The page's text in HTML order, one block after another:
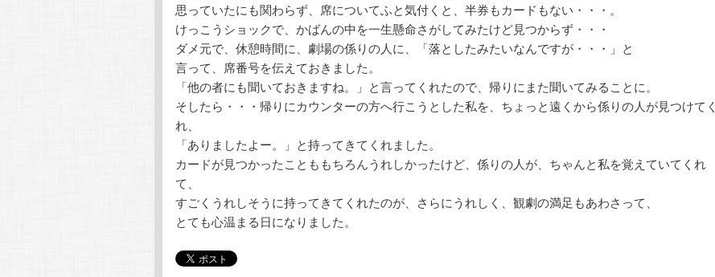
思っていたにも関わらず、席についてふと気付くと、半券もカードもない・・・。
けっこうショックで、かばんの中を一生懸命さがしてみたけど見つからず・・・
ダメ元で、休憩時間に、劇場の係りの人に、「落としたみたいなんですが・・・」と
言って、席番号を伝えておきました。
「他の者にも聞いておきますね。」と言ってくれたので、帰りにまた聞いてみることに。
そしたら・・・帰りにカウンターの方へ行こうとした私を、ちょっと遠くから係りの人が見つけてく
れ、
「ありましたよー。」と持ってきてくれました。
カードが見つかったことももちろんうれしかったけど、係りの人が、ちゃんと私を覚えていてくれ
て、
すごくうれしそうに持ってきてくれたのが、さらにうれしく、観劇の満足もあわさって、
とても心温まる日になりました。